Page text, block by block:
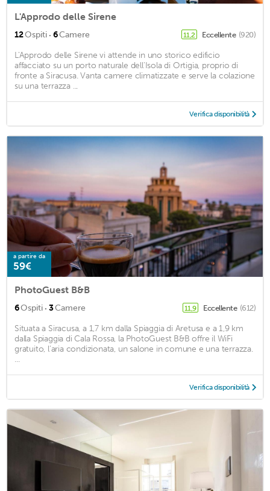
L'Approdo delle Sirene
12Ospiti · 6Camere 11,2 Eccellente (920)
L'Approdo delle Sirene vi attende in uno storico edificio
affacciato su un porto naturale dell'Isola di Ortigia, proprio di
fronte a Siracusa. Vanta camere climatizzate e serve la colazione
su una terrazza ...
Verifica disponibilità
a partire da
59€
PhotoGuest B&B
6Ospiti · 3Camere 11,9 Eccellente (612)
Situata a Siracusa, a 1,7 km dalla Spiaggia di Aretusa e a 1,9 km
dalla Spiaggia di Cala Rossa, la PhotoGuest B&B offre il WiFi
gratuito, l’aria condizionata, un salone in comune e una terrazza.
...
Verifica disponibilità